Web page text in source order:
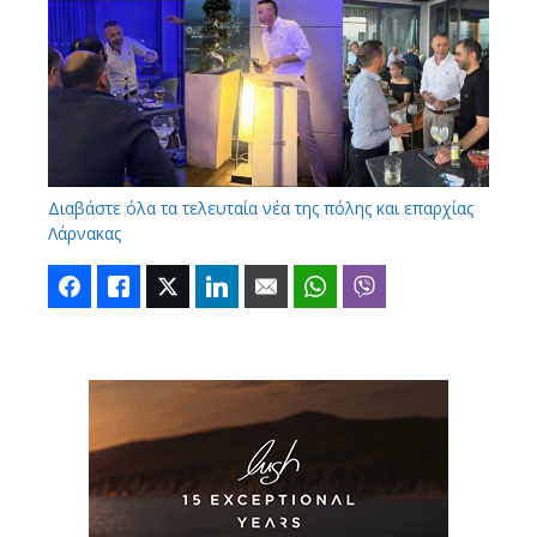
Διαβάστε όλα τα τελευταία νέα της πόλης και επαρχίας
Λάρνακας
FacebookLike Twitter LinkedIn Email WhatsApp